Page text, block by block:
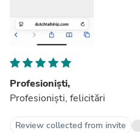
Profesioniști,
Profesioniști, felicitări
Review collected from invite